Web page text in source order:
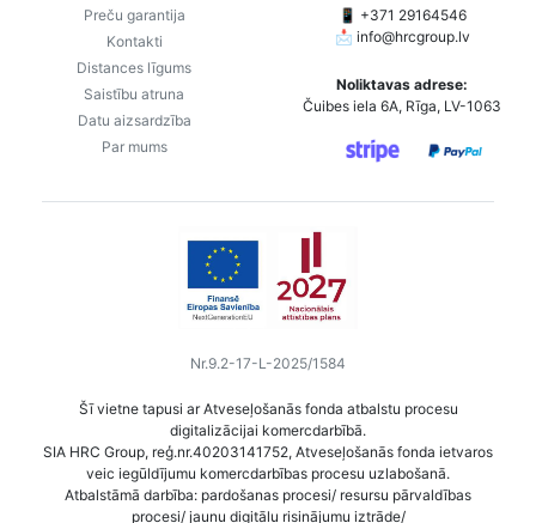
Preču garantija
Kontakti
Distances līgums
Saistību atruna
Datu aizsardzība
Par mums
📱 +371 29164546
📩 info@hrcgroup.lv
Noliktavas adrese:
Čuibes iela 6A, Rīga, LV-1063
Nr.9.2-17-L-2025/1584
Šī vietne tapusi ar Atveseļošanās fonda atbalstu procesu
digitalizācijai komercdarbībā.
SIA HRC Group, reģ.nr.40203141752, Atveseļošanās fonda ietvaros
veic iegūldījumu komercdarbības procesu uzlabošanā.
Atbalstāmā darbība: pardošanas procesi/ resursu pārvaldības
procesi/ jaunu digitālu risinājumu iztrāde/